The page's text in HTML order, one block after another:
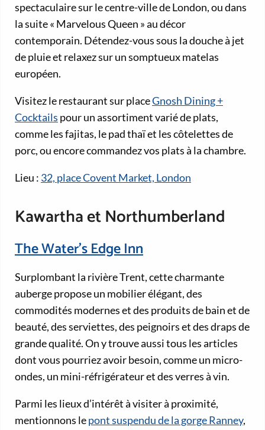
spectaculaire sur le centre-ville de London, ou dans
la suite « Marvelous Queen » au décor
contemporain. Détendez-vous sous la douche à jet
de pluie et relaxez sur un somptueux matelas
européen.
Visitez le restaurant sur placeGnosh Dining +
Cocktails pour un assortiment varié de plats,
comme les fajitas, le pad thaï et les côtelettes de
porc, ou encore commandez vos plats à la chambre.
Lieu : 32, place Covent Market, London
Kawartha et Northumberland
The Water’s Edge Inn
Surplombant la rivière Trent, cette charmante
auberge propose un mobilier élégant, des
commodités modernes et des produits de bain et de
beauté, des serviettes, des peignoirs et des draps de
grande qualité. On y trouve aussi tous les articles
dont vous pourriez avoir besoin, comme un micro-
ondes, un mini-réfrigérateur et des verres à vin.
Parmi les lieux d’intérêt à visiter à proximité,
mentionnons lepont suspendu de la gorge Ranney,